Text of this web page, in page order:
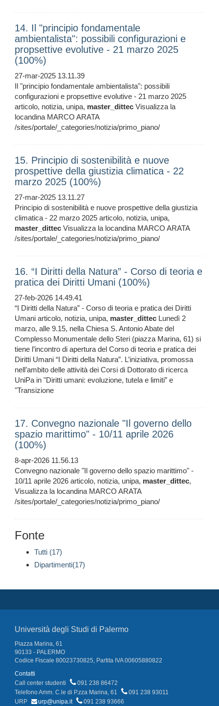
14. Il "principio fondamentale
ambientalista": possibili configurazioni e
propsettive evolutive - 21 marzo 2025
(100%)
27-mar-2025 13.11.39
Il "principio fondamentale ambientalista": possibili
configurazioni e propsettive evolutive - 21 marzo 2025
articolo, notizia, unipa, master_dittec Visualizza la
locandina MARCO ARATA
/sites/portale/_categories/notizia/primo_piano/
15. Principio di sostenibilità e nuove
prospettive della giustizia climatica - 22
marzo 2025 (100%)
27-mar-2025 13.11.27
Principio di sostenibilità e nuove prospettive della giustizia
climatica - 22 marzo 2025 articolo, notizia, unipa,
master_dittec Visualizza la locandina MARCO ARATA
/sites/portale/_categories/notizia/primo_piano/
16. “I Diritti della Natura” - Corso di teoria e
pratica dei Diritti Umani (100%)
27-feb-2026 14.49.41
“I Diritti della Natura” - Corso di teoria e pratica dei Diritti
Umani articolo, notizia, unipa, master_dittec Lunedì 2
marzo, alle 9.15, nella Chiesa S. Antonio Abate del
Complesso Monumentale dello Steri (piazza Marina, 61) si
tiene l’incontro di apertura del Corso di teoria e pratica dei
Diritti Umani “I Diritti della Natura”. L’iniziativa, promossa
nell’ambito delle attività dei Corsi di Dottorato di ricerca
UniPa in "Diritti umani: evoluzione, tutela e limiti” e
"Transizione
17. Convegno nazionale "Il governo dello
spazio marittimo" - 10/11 aprile 2026
(100%)
8-apr-2026 11.56.13
Convegno nazionale "Il governo dello spazio marittimo" -
10/11 aprile 2026 articolo, notizia, unipa, master_dittec,
Visualizza la locandina MARCO ARATA
/sites/portale/_categories/notizia/primo_piano/
Fonte
Tutti (17)
Dipartimenti(17)
Università degli Studi di Palermo
Piazza Marina, 61
90133 - PALERMO
Codice Fiscale 80023730825, Partita IVA 00605880822
Contatti
Call center studenti
091 238 86472
Telefono Amm. C.le di P.zza Marina, 61
091 238 93011
URP
urp@unipa.it
091 238 93666